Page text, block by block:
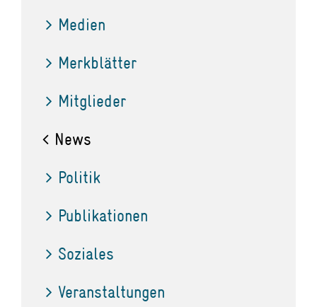
Medien
Merkblätter
Mitglieder
News
Politik
Publikationen
Soziales
Veranstaltungen